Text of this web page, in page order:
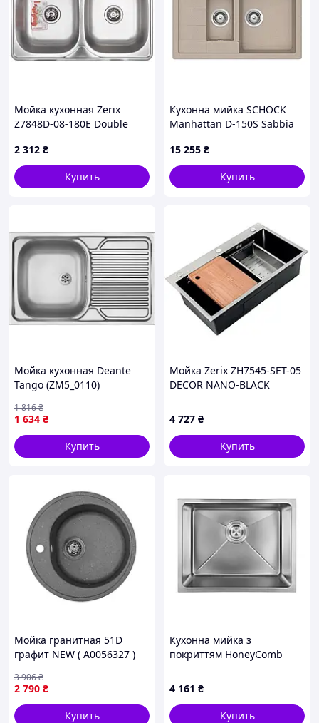
Мойка кухонная Zerix
Z7848D-08-180E Double
2 312 ₴
Купить
Кухонна мийка SCHOCK
Manhattan D-150S Sabbia
15 255 ₴
Купить
Мойка кухонная Deante
Tango (ZM5_0110)
1 634 ₴
1 816₴
Купить
Мойка Zerix ZH7545-SET-05
DECOR NANO-BLACK
комплект (графит) (ZM5582)
4 727 ₴
Купить
Мойка гранитная 51D
графит NEW ( А0056327 )
2 790 ₴
3 906₴
Купить
Кухонна мийка з
покриттям HoneyComb
4 161 ₴
Купить